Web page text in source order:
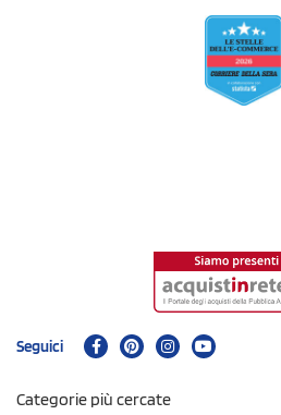
Seguici
Categorie più cercate